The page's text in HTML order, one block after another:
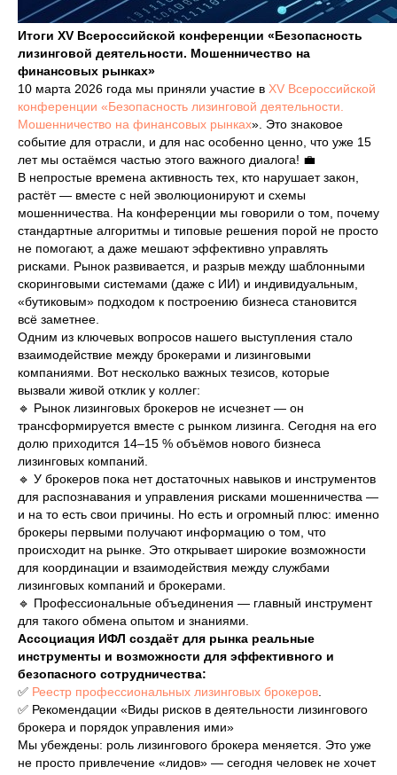
Итоги XV Всероссийской конференции «Безопасность
лизинговой деятельности. Мошенничество на
финансовых рынках»
10 марта 2026 года мы приняли участие в XV Всероссийской
конференции «Безопасность лизинговой деятельности.
Мошенничество на финансовых рынках». Это знаковое
событие для отрасли, и для нас особенно ценно, что уже 15
лет мы остаёмся частью этого важного диалога! 💼
В непростые времена активность тех, кто нарушает закон,
растёт — вместе с ней эволюционируют и схемы
мошенничества. На конференции мы говорили о том, почему
стандартные алгоритмы и типовые решения порой не просто
не помогают, а даже мешают эффективно управлять
рисками. Рынок развивается, и разрыв между шаблонными
скоринговыми системами (даже с ИИ) и индивидуальным,
«бутиковым» подходом к построению бизнеса становится
всё заметнее.
Одним из ключевых вопросов нашего выступления стало
взаимодействие между брокерами и лизинговыми
компаниями. Вот несколько важных тезисов, которые
вызвали живой отклик у коллег:
🔹 Рынок лизинговых брокеров не исчезнет — он
трансформируется вместе с рынком лизинга. Сегодня на его
долю приходится 14–15 % объёмов нового бизнеса
лизинговых компаний.
🔹 У брокеров пока нет достаточных навыков и инструментов
для распознавания и управления рисками мошенничества —
и на то есть свои причины. Но есть и огромный плюс: именно
брокеры первыми получают информацию о том, что
происходит на рынке. Это открывает широкие возможности
для координации и взаимодействия между службами
лизинговых компаний и брокерами.
🔹 Профессиональные объединения — главный инструмент
для такого обмена опытом и знаниями.
Ассоциация ИФЛ создаёт для рынка реальные
инструменты и возможности для эффективного и
безопасного сотрудничества:
✅ Реестр профессиональных лизинговых брокеров
✅ Рекомендации «Виды рисков в деятельности лизингового
брокера и порядок управления ими»
Мы убеждены: роль лизингового брокера меняется. Это уже
не просто привлечение «лидов» — сегодня человек не хочет